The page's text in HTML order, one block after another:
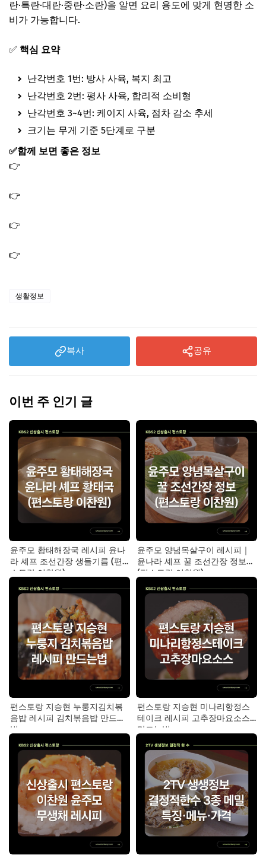
란·특란·대란·중란·소란)을 알면 요리 용도에 맞게 현명한 소
비가 가능합니다.
✅ 핵심 요약
난각번호 1번: 방사 사육, 복지 최고
난각번호 2번: 평사 사육, 합리적 소비형
난각번호 3~4번: 케이지 사육, 점차 감소 추세
크기는 무게 기준 5단계로 구분
✅함께 보면 좋은 정보
👉
👉
👉
👉
생활정보
복사 공유
이번 주 인기 글
윤주모 황태해장국 레시피 윤나
라 셰프 조선간장 생들기름 (편
스토랑 이찬원)
윤주모 양념목살구이 레시피｜
윤나라 셰프 꿀 조선간장 정보
(편스토랑 이찬원)
편스토랑 지승현 누룽지김치볶
음밥 레시피 김치볶음밥 만드는
법
편스토랑 지승현 미나리항정스
테이크 레시피 고추장마요소스
만드는법